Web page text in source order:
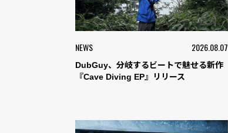
NEWS 2026.08.07
DubGuy、分岐するビートで魅せる新作
『Cave Diving EP』リリース